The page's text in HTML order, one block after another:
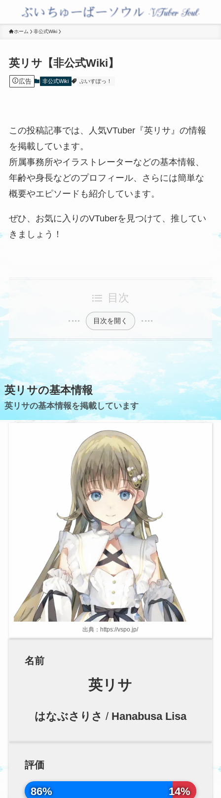
ホーム 非公式Wiki
英リサ【非公式Wiki】
広告 非公式Wiki ぶいすぽっ！
この投稿記事では、人気VTuber『英リサ』の情報
を掲載しています。
所属事務所やイラストレーターなどの基本情報、
年齢や身長などのプロフィール、さらには簡単な
概要やエピソードも紹介しています。
ぜひ、お気に入りのVTuberを見つけて、推してい
きましょう！
目次
目次を開く
英リサの基本情報
英リサの基本情報を掲載しています
出典：https://vspo.jp/
名前
英リサ
はなぶさりさ / Hanabusa Lisa
評価
86% 14%